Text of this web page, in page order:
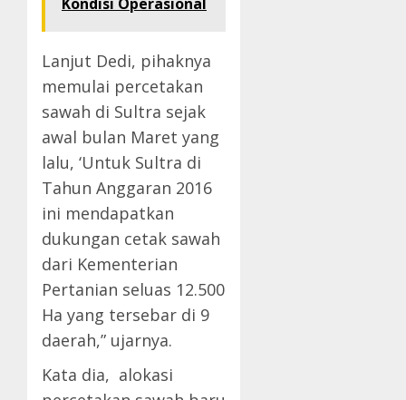
Lanjut Dedi, pihaknya
memulai percetakan
sawah di Sultra sejak
awal bulan Maret yang
lalu, ‘Untuk Sultra di
Tahun Anggaran 2016
ini mendapatkan
dukungan cetak sawah
dari Kementerian
Pertanian seluas 12.500
Ha yang tersebar di 9
daerah,” ujarnya.
Kata dia, alokasi